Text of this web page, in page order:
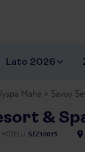
Lato 2026
Mahe Savoy
&
SEZ10015